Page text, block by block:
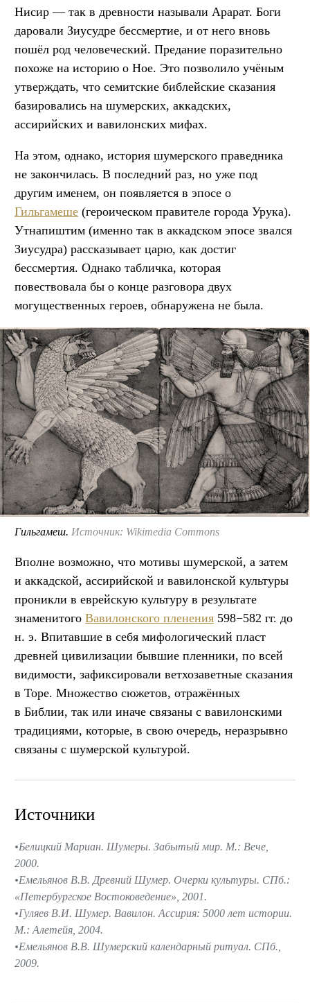
Нисир — так в древности называли Арарат. Боги
даровали Зиусудре бессмертие, и от него вновь
пошёл род человеческий. Предание поразительно
похоже на историю о Ное. Это позволило учёным
утверждать, что семитские библейские сказания
базировались на шумерских, аккадских,
ассирийских и вавилонских мифах.
На этом, однако, история шумерского праведника
не закончилась. В последний раз, но уже под
другим именем, он появляется в эпосе о
Гильгамеше (героическом правителе города Урука).
Утнапиштим (именно так в аккадском эпосе звался
Зиусудра) рассказывает царю, как достиг
бессмертия. Однако табличка, которая
повествовала бы о конце разговора двух
могущественных героев, обнаружена не была.
Гильгамеш. Источник: Wikimedia Commons
Вполне возможно, что мотивы шумерской, а затем
и аккадской, ассирийской и вавилонской культуры
проникли в еврейскую культуру в результате
знаменитого Вавилонского пленения 598−582 гг. до
н. э. Впитавшие в себя мифологический пласт
древней цивилизации бывшие пленники, по всей
видимости, зафиксировали ветхозаветные сказания
в Торе. Множество сюжетов, отражённых
в Библии, так или иначе связаны с вавилонскими
традициями, которые, в свою очередь, неразрывно
связаны с шумерской культурой.
Источники
Белицкий Мариан. Шумеры. Забытый мир. М.: Вече,
2000.
Емельянов В.В. Древний Шумер. Очерки культуры. СПб.:
«Петербургское Востоковедение», 2001.
Гуляев В.И. Шумер. Вавилон. Ассирия: 5000 лет истории.
М.: Алетейя, 2004.
Емельянов В.В. Шумерский календарный ритуал. СПб.,
2009.